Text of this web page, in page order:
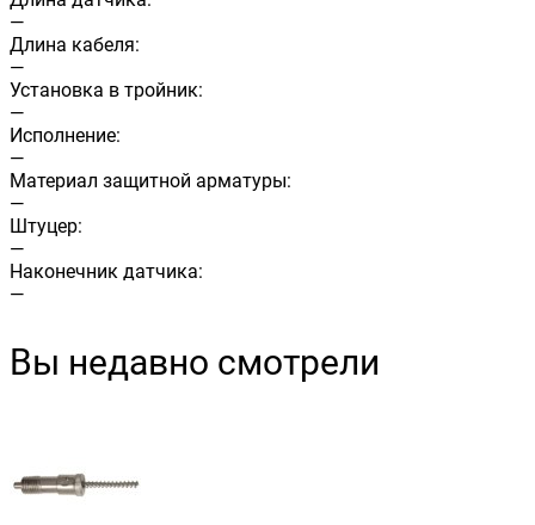
—
Длина кабеля:
—
Установка в тройник:
—
Исполнение:
—
Материал защитной арматуры:
—
Штуцер:
—
Наконечник датчика:
—
Вы недавно смотрели